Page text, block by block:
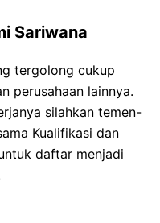
Sariwana
tergolong cukup
perusahaan lainnya.
silahkan temen-
Kualifikasi dan
daftar menjadi